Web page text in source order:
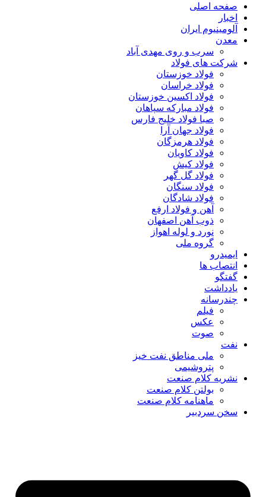
صفحه اصلی
اخبار
آلومینیوم ایران
معدن
سرب و روی مهدی آباد
شرکت های فولاد
فولاد خوزستان
فولاد خراسان
فولاد اکسین خوزستان
فولاد مبارکه سپاهان
صبا فولاد خلیج فارس
فولاد جهان آرا
فولاد هرمزگان
فولاد کاویان
فولاد کیش
فولاد گل گهر
فولاد سنگان
فولاد شادگان
آهن و فولاد ارفع
ذوب آهن اصفهان
نورد و لوله اهواز
گروه ملی
ایمیدرو
انتصاب ها
گفتگو
یادداشت
چندرسانه
فیلم
عکس
صوت
نفت
ملی مناطق نفت خیز
پتروشیمی
نشریه کلام صنعت
بولتن کلام صنعت
ماهنامه کلام صنعت
سخن سردبیر